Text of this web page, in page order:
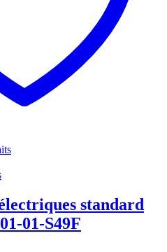
standard
01-S49F